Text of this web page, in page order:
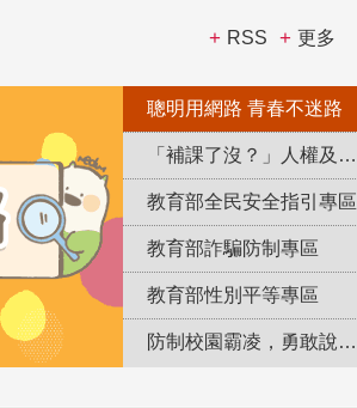
RSS 更多
聰明用網路 青春不迷路
「補課了沒？」人權及轉型正義教育專區
教育部全民安全指引專區
教育部詐騙防制專區
教育部性別平等專區
防制校園霸凌，勇敢說出來！